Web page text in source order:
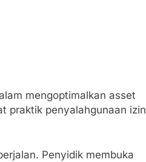
mengoptimalkan asset
praktik penyalahgunaan izin
Penyidik membuka